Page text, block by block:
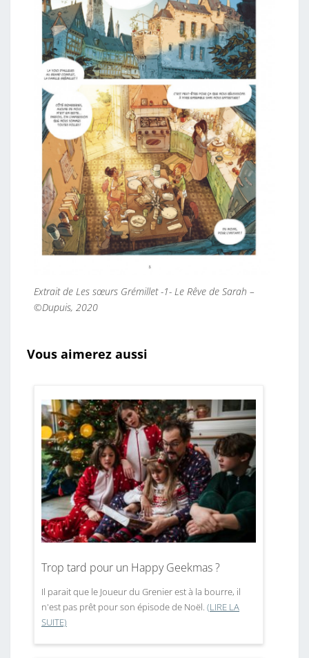
Extrait de Les sœurs Grémillet -1- Le Rêve de Sarah –
©Dupuis, 2020
Vous aimerez aussi
Trop tard pour un Happy Geekmas ?
Il parait que le Joueur du Grenier est à la bourre, il
n'est pas prêt pour son épisode de Noël. (LIRE LA
SUITE)